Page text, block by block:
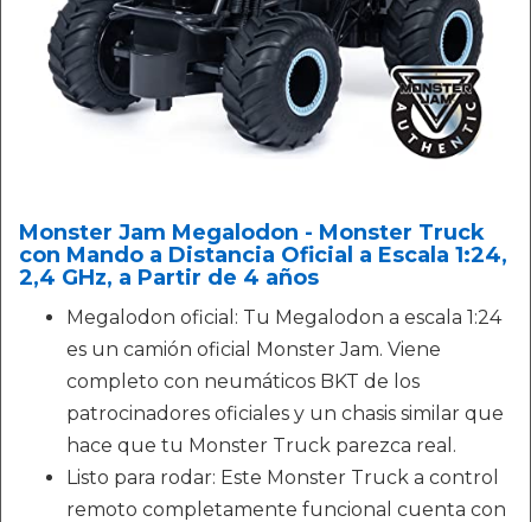
Monster Jam Megalodon - Monster Truck
con Mando a Distancia Oficial a Escala 1:24,
2,4 GHz, a Partir de 4 años
Megalodon oficial: Tu Megalodon a escala 1:24
es un camión oficial Monster Jam. Viene
completo con neumáticos BKT de los
patrocinadores oficiales y un chasis similar que
hace que tu Monster Truck parezca real.
Listo para rodar: Este Monster Truck a control
remoto completamente funcional cuenta con